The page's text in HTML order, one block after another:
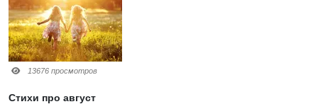
13676 просмотров
Стихи про август